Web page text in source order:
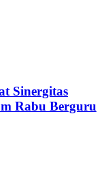
Sinergitas
Rabu Berguru